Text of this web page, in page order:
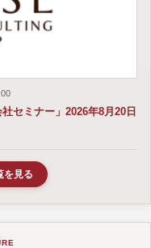
セミナー」2026年8月20日
を見る